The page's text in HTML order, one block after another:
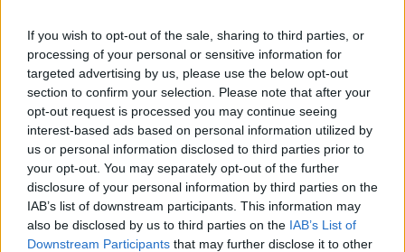
If you wish to opt-out of the sale, sharing to third parties, or
processing of your personal or sensitive information for
targeted advertising by us, please use the below opt-out
section to confirm your selection. Please note that after your
opt-out request is processed you may continue seeing
interest-based ads based on personal information utilized by
us or personal information disclosed to third parties prior to
your opt-out. You may separately opt-out of the further
disclosure of your personal information by third parties on the
IAB’s list of downstream participants. This information may
also be disclosed by us to third parties on the IAB’s List of
Downstream Participants that may further disclose it to other
A Tisza kormány minisztere újabb nagy változásokról döntött
a közoktatásban – például az iskolaigazgatók visszakapják
munkáltatói jogaikat
Sok volt az igazolatlan hiányzás, Pócs János fizetéslevonást
kapott, más fideszesek még kevesebbet vittek haza
A Szolnok megyei gazdák nagyon nem akarták a JÉGER
további üzemeltetését
Csendélet 5.0: alig balesetveszélyes lépcső és remek
állapotban levő buszmegálló mutatja, hogy Szolnok mennyire